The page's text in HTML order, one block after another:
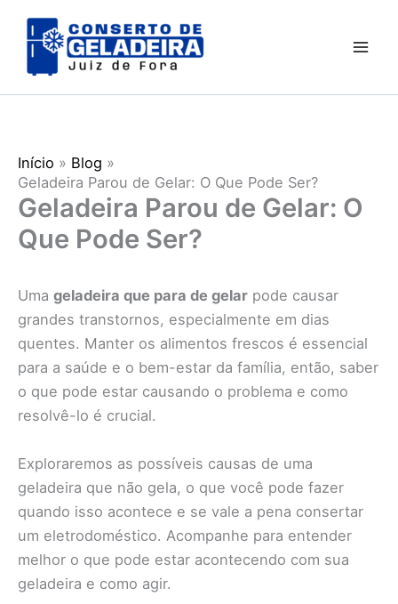
para
Início
Blog
Geladeira Parou de Gelar: O Que Pode Ser?
Geladeira Parou de Gelar: O
Que Pode Ser?
Uma geladeira que para de gelar pode causar
grandes transtornos, especialmente em dias
quentes. Manter os alimentos frescos é essencial
para a saúde e o bem-estar da família, então, saber
o que pode estar causando o problema e como
resolvê-lo é crucial.
Exploraremos as possíveis causas de uma
geladeira que não gela, o que você pode fazer
quando isso acontece e se vale a pena consertar
um eletrodoméstico. Acompanhe para entender
melhor o que pode estar acontecendo com sua
geladeira e como agir.